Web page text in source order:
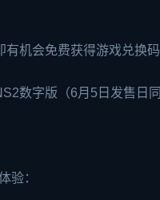
机会免费获得游戏兑换码
数字版（6月5日发售日同
验：